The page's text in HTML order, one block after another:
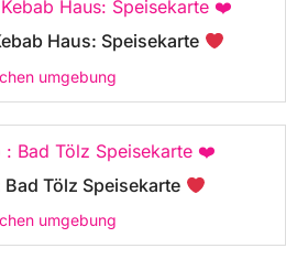
Haus: Speisekarte
umgebung
Tölz Speisekarte
umgebung